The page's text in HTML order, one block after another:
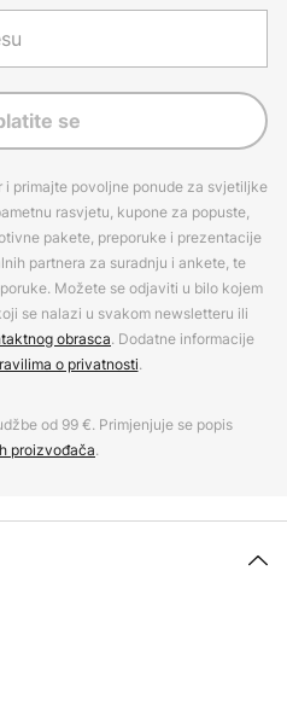
se
primajte povoljne ponude za svjetiljke
rasvjetu, kupone za popuste,
pakete, preporuke i prezentacije
partnera za suradnju i ankete, te
Možete se odjaviti u bilo kojem
se nalazi u svakom newsletteru ili
obrasca. Dodatne informacije
o privatnosti.
od 99 €. Primjenjuje se popis
proizvođača.